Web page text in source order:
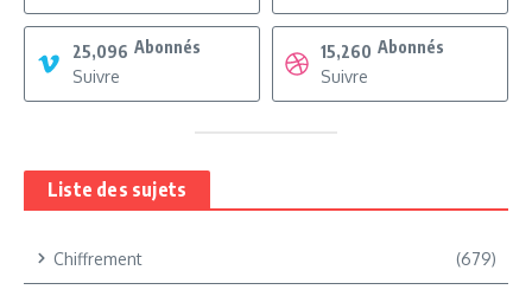
25,096 Abonnés
Suivre
15,260 Abonnés
Suivre
Liste des sujets
Chiffrement (679)